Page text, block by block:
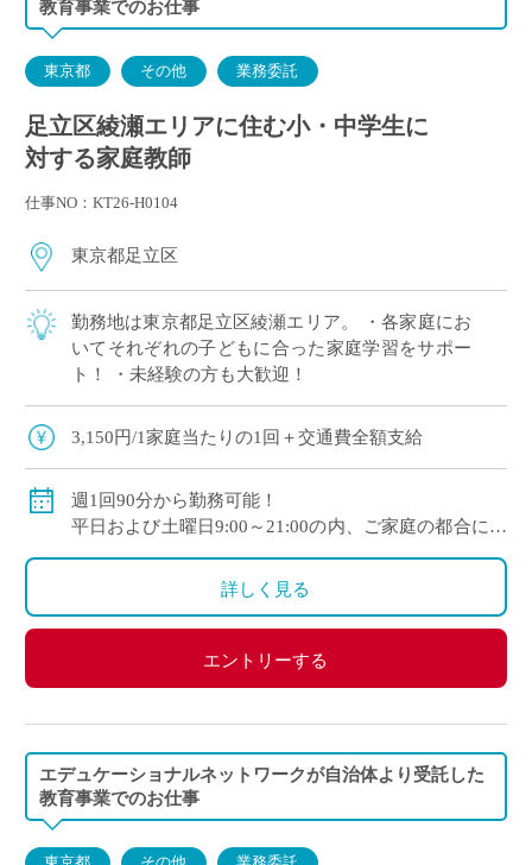
教育事業でのお仕事
東京都 その他 業務委託
足立区綾瀬エリアに住む小・中学生に
対する家庭教師
仕事NO：KT26-H0104
東京都足立区
勤務地は東京都足立区綾瀬エリア。 ・各家庭にお
いてそれぞれの子どもに合った家庭学習をサポー
ト！ ・未経験の方も大歓迎！
3,150円/1家庭当たりの1回＋交通費全額支給
週1回90分から勤務可能！
平日および土曜日9:00～21:00の内、ご家庭の都合に合
わせて時間を決定
ご自身のご都合の良い時間帯のご家庭をお願いしま
※5月～3月で実施します。
(勤務イメージ）
／19:00～20:30 E家庭
金曜日 14:00～15:30 F家庭／18:00～19:30 G家庭
詳しく見る
エントリーする
エデュケーショナルネットワークが自治体より受託した
教育事業でのお仕事